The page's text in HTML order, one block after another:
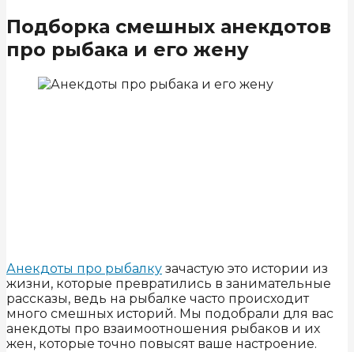
Подборка смешных анекдотов
про рыбака и его жену
Анекдоты про рыбалку зачастую это истории из
жизни, которые превратились в занимательные
рассказы, ведь на рыбалке часто происходит
много смешных историй. Мы подобрали для вас
анекдоты про взаимоотношения рыбаков и их
жен, которые точно повысят ваше настроение.